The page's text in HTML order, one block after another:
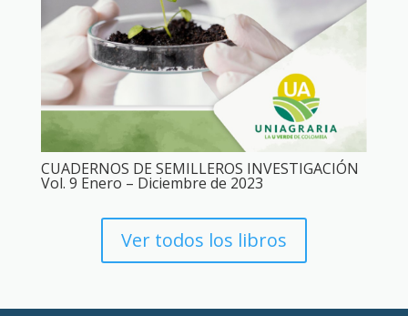
CUADERNOS DE SEMILLEROS INVESTIGACIÓN
Vol. 9 Enero – Diciembre de 2023
Ver todos los libros